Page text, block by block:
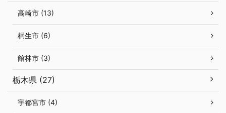
高崎市 (13)
桐生市 (6)
館林市 (3)
栃木県 (27)
宇都宮市 (4)